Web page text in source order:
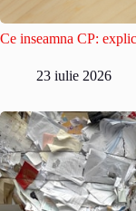
Ce inseamna CP:
23 iulie 2026